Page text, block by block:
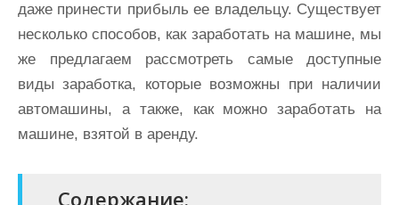
даже принести прибыль ее владельцу. Существует
несколько способов, как заработать на машине, мы
же предлагаем рассмотреть самые доступные
виды заработка, которые возможны при наличии
автомашины, а также, как можно заработать на
машине, взятой в аренду.
Содержание: